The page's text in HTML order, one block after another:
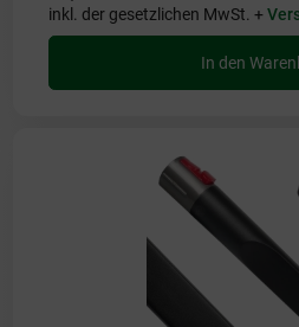
inkl. der gesetzlichen MwSt. +
In den